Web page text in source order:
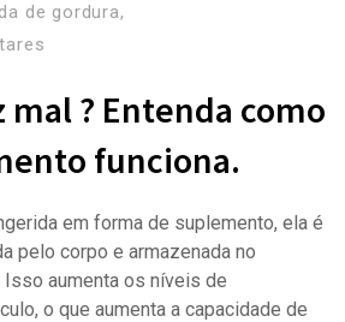
de gordura,
mal ? Entenda como
funciona.
em forma de suplemento, ela é
pelo corpo e armazenada no
aumenta os níveis de
o que aumenta a capacidade de